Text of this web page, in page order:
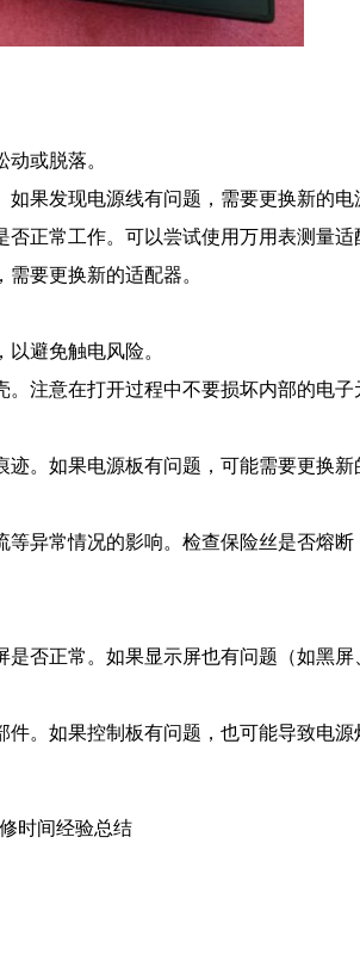
或脱落。
果发现电源线有问题，需要更换新的电
正常工作。可以尝试使用万用表测量适
要更换新的适配器。
避免触电风险。
注意在打开过程中不要损坏内部的电子
。如果电源板有问题，可能需要更换新
异常情况的影响。检查保险丝是否熔断
否正常。如果显示屏也有问题（如黑屏
。如果控制板有问题，也可能导致电源
时间经验总结